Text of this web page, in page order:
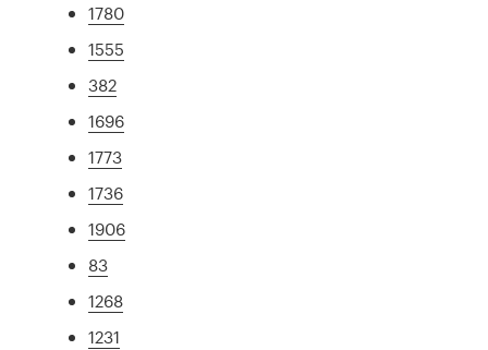
1780
1555
382
1696
1773
1736
1906
83
1268
1231